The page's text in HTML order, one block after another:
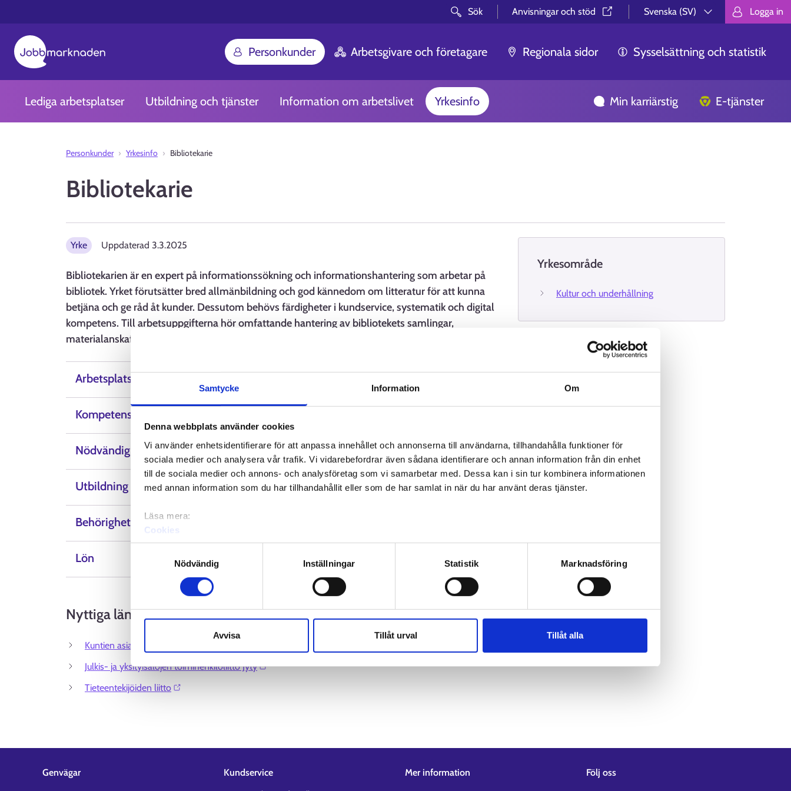
Samtycke Information Om
Denna webbplats använder cookies
Vi använder enhetsidentifierare för att anpassa innehållet och annonserna till användarna, tillhandahålla funktioner för
sociala medier och analysera vår trafik. Vi vidarebefordrar även sådana identifierare och annan information från din enhet
till de sociala medier och annons- och analysföretag som vi samarbetar med. Dessa kan i sin tur kombinera informationen
med annan information som du har tillhandahållit eller som de har samlat in när du har använt deras tjänster.
Läsa mera:
Cookies
Dataskydd och behandling av personuppgifter
Nödvändig
Inställningar Statistik Marknadsföring
Avvisa Tillåt urval Tillåt alla
Sök Anvisningar och stöd⁠
Svenska (SV)
Välj språk.
Logga in
Personkunder Arbetsgivare och företagare Regionala sidor Sysselsättning och statistik
Lediga arbetsplatser Utbildning och tjänster Information om arbetslivet Yrkesinfo Min karriärstig E-tjänster
Personkunder Yrkesinfo Bibliotekarie
Bibliotekarie
Yrke Uppdaterad 3.3.2025
Bibliotekarien är en expert på informationssökning och informationshantering som arbetar på
bibliotek. Yrket förutsätter bred allmänbildning och god kännedom om litteratur för att kunna
betjäna och ge råd åt kunder. Dessutom behövs färdigheter i kundservice, systematik och digital
kompetens. Till arbetsuppgifterna hör omfattande hantering av bibliotekets samlingar,
materialanskaffning samt arbete med informationstjänster.
Arbetsplatser
Kompetens, färdigheter och egenskaper
Nödvändig kunskap
Utbildning
Behörighetsvillkor
Lön
Nyttiga länkar
Kuntien asiantuntijat - KUMULA ry⁠
Julkis- ja yksityisalojen toimihenkilöliitto Jyty⁠
Tieteentekijöiden liitto⁠
Yrkesområde
Kultur och underhållning
Genvägar Kundservice Mer information Följ oss